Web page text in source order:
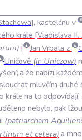
, kastelánu v
krále Vladislava II.
) Jan Vrbata z
Uničově (in Uniczow)
a že nabízí
mluvčím druhé
krále na to odpovídají,
nebylo, pak lžou
(patriarcham
etcetera) a